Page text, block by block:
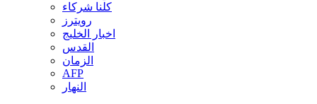
کلنا شرکاء
رويترز
اخبار الخلیج
القدس
الزمان
AFP
النهار